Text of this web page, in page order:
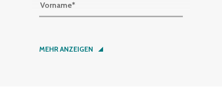
Vorname*
Nachname*
MEHR ANZEIGEN